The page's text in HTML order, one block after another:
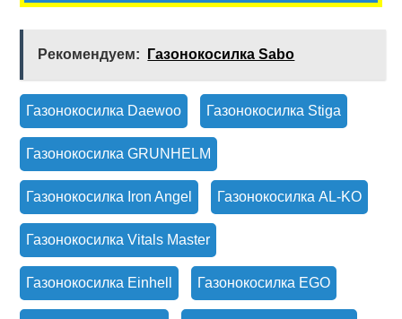
Рекомендуем: Газонокосилка Sabo
Газонокосилка Daewoo Газонокосилка Stiga
Газонокосилка GRUNHELM
Газонокосилка Iron Angel Газонокосилка AL-KO
Газонокосилка Vitals Master
Газонокосилка Einhell Газонокосилка EGO